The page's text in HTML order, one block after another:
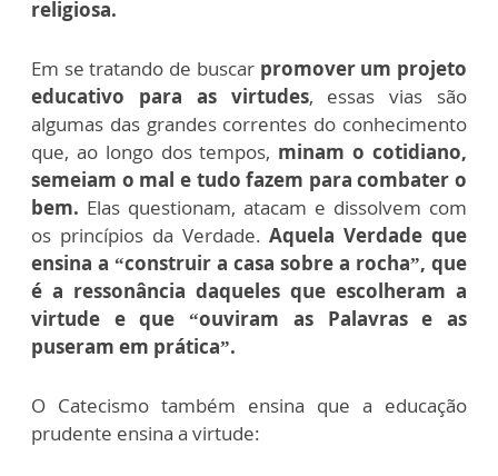
religiosa.
Em se tratando de buscar promover um projeto
educativo para as virtudes, essas vias são
algumas das grandes correntes do conhecimento
que, ao longo dos tempos, minam o cotidiano,
semeiam o mal e tudo fazem para combater o
bem. Elas questionam, atacam e dissolvem com
os princípios da Verdade. Aquela Verdade que
ensina a “construir a casa sobre a rocha”, que
é a ressonância daqueles que escolheram a
virtude e que “ouviram as Palavras e as
puseram em prática”.
O Catecismo também ensina que a educação
prudente ensina a virtude: